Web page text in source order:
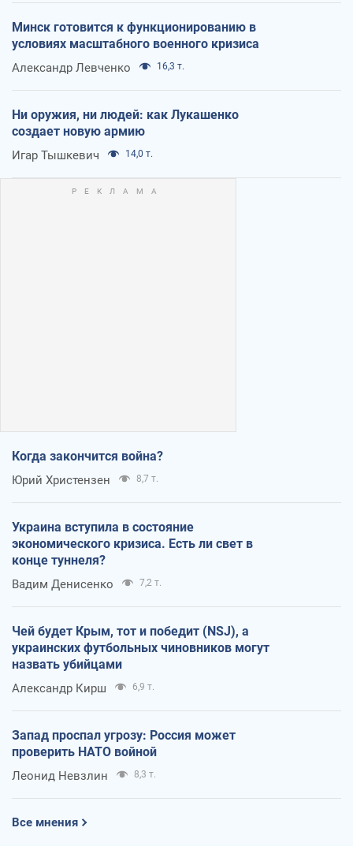
Минск готовится к функционированию в
условиях масштабного военного кризиса
Александр Левченко 16,3 т.
Ни оружия, ни людей: как Лукашенко
создает новую армию
Игар Тышкевич 14,0 т.
Когда закончится война?
Юрий Христензен 8,7 т.
Украина вступила в состояние
экономического кризиса. Есть ли свет в
конце туннеля?
Вадим Денисенко 7,2 т.
Чей будет Крым, тот и победит (NSJ), а
украинских футбольных чиновников могут
назвать убийцами
Александр Кирш 6,9 т.
Запад проспал угрозу: Россия может
проверить НАТО войной
Леонид Невзлин 8,3 т.
Все мнения